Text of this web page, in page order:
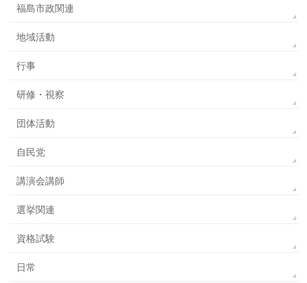
福島市政関連
地域活動
行事
研修・視察
団体活動
自民党
講演会講師
選挙関連
資格試験
日常